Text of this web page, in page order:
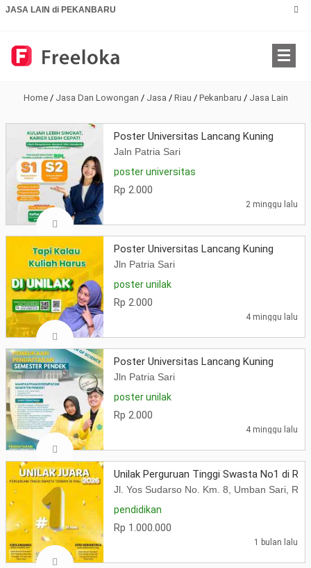
JASA LAIN di PEKANBARU
Home / Jasa Dan Lowongan / Jasa / Riau / Pekanbaru / Jasa Lain
Poster Universitas Lancang Kuning
Jaln Patria Sari
poster universitas
Rp 2.000
2 minggu lalu
Poster Universitas Lancang Kuning
Jln Patria Sari
poster unilak
Rp 2.000
4 minggu lalu
Poster Universitas Lancang Kuning
Jln Patria Sari
poster unilak
Rp 2.000
4 minggu lalu
Unilak Perguruan Tinggi Swasta No1 di
Jl. Yos Sudarso No. Km. 8, Umban Sari,
pendidikan
Rp 1.000.000
1 bulan lalu